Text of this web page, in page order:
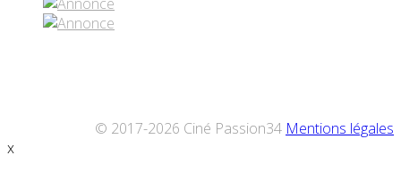
© 2017-2026 Ciné Passion34 Mentions légales
x